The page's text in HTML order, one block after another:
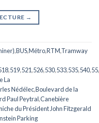
→
,BUS,Métro,RTM,Tramway
,519,521,526,530,533,535,540,55,
La
Nédélec,Boulevard de la
Paul Peytral,Canebière
du Président John Fitzgerald
Parking